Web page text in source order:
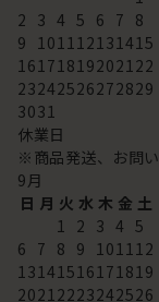
2 3 4 5 6 7 8
9 101112131415
16171819202122
23242526272829
3031
休業日
※商品発送、お問い
9月
日 月 火 水 木 金 土
1 2 3 4 5
6 7 8 9 101112
13141516171819
20212223242526